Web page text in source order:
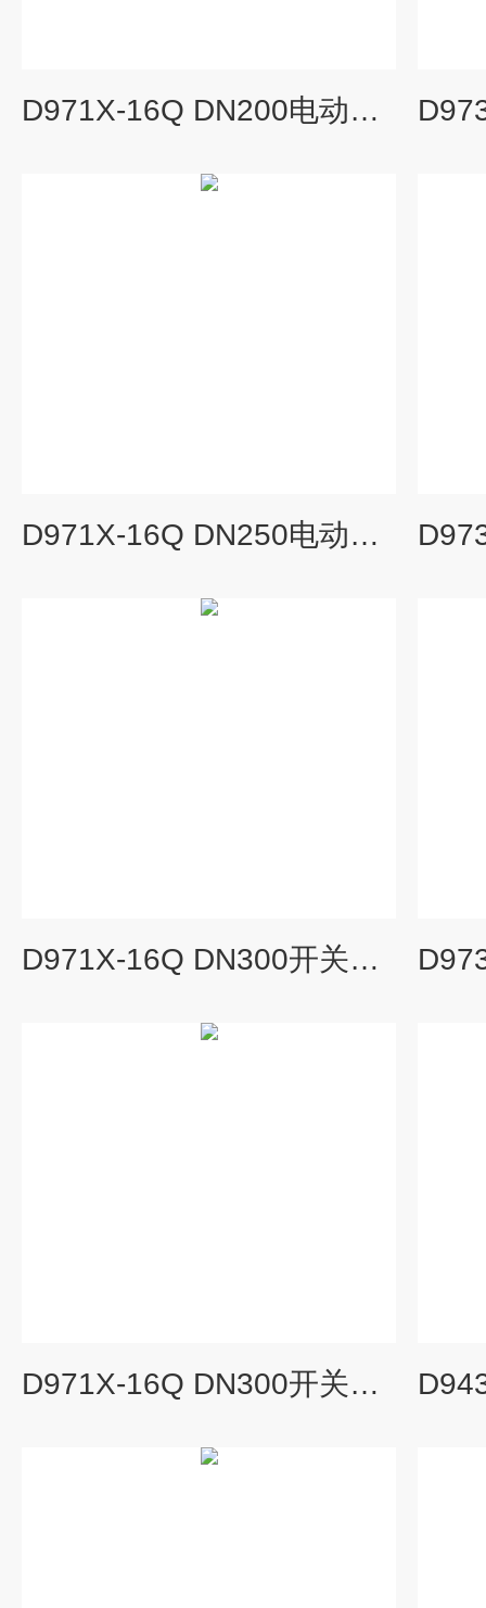
D971X-16Q DN200电动铸钢法兰脱硫蝶阀
D971X-16Q DN250电动铸钢脱硫蝶阀
D971X-16Q DN300开关型铸钢脱硫蝶阀
D971X-16Q DN300开关型电动脱硫蝶阀